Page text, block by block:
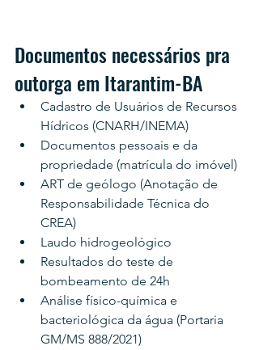
Documentos necessários pra
outorga em Itarantim-BA
Cadastro de Usuários de Recursos
Hídricos (CNARH/INEMA)
Documentos pessoais e da
propriedade (matrícula do imóvel)
ART de geólogo (Anotação de
Responsabilidade Técnica do
CREA)
Laudo hidrogeológico
Resultados do teste de
bombeamento de 24h
Análise físico-química e
bacteriológica da água (Portaria
GM/MS 888/2021)